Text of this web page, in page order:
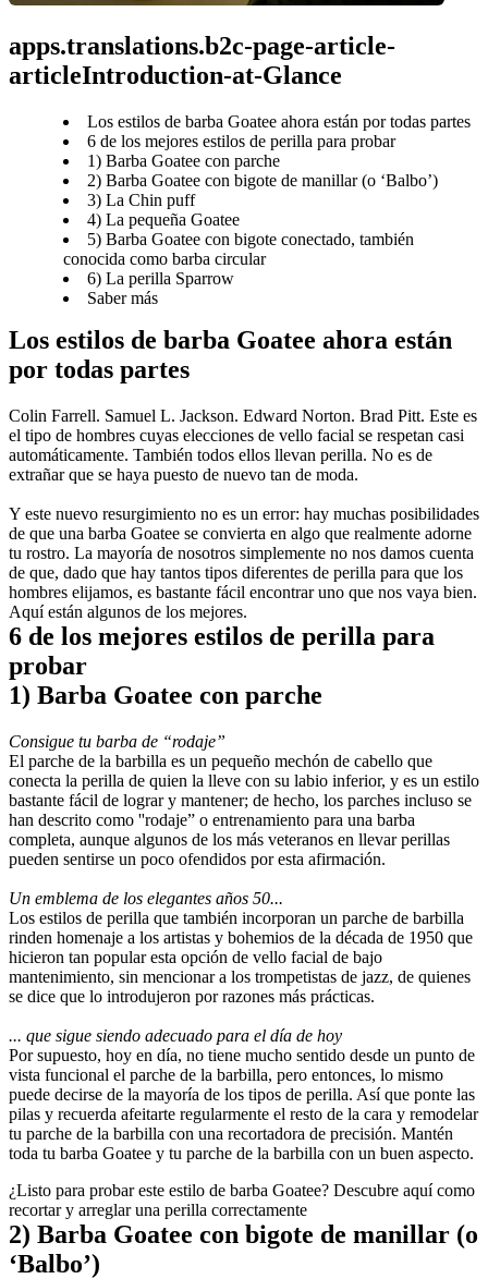
apps.translations.b2c-page-article-
articleIntroduction-at-Glance
Los estilos de barba Goatee ahora están por todas partes
6 de los mejores estilos de perilla para probar
1) Barba Goatee con parche
2) Barba Goatee con bigote de manillar (o ‘Balbo’)
3) La Chin puff
4) La pequeña Goatee
5) Barba Goatee con bigote conectado, también
conocida como barba circular
6) La perilla Sparrow
Saber más
Los estilos de barba Goatee ahora están
por todas partes
Colin Farrell. Samuel L. Jackson. Edward Norton. Brad Pitt. Este es
el tipo de hombres cuyas elecciones de vello facial se respetan casi
automáticamente. También todos ellos llevan perilla. No es de
extrañar que se haya puesto de nuevo tan de moda.
Y este nuevo resurgimiento no es un error: hay muchas posibilidades
de que una barba Goatee se convierta en algo que realmente adorne
tu rostro. La mayoría de nosotros simplemente no nos damos cuenta
de que, dado que hay tantos tipos diferentes de perilla para que los
hombres elijamos, es bastante fácil encontrar uno que nos vaya bien.
Aquí están algunos de los mejores.
6 de los mejores estilos de perilla para
probar
1) Barba Goatee con parche
Consigue tu barba de “rodaje”
El parche de la barbilla es un pequeño mechón de cabello que
conecta la perilla de quien la lleve con su labio inferior, y es un estilo
bastante fácil de lograr y mantener; de hecho, los parches incluso se
han descrito como ''rodaje” o entrenamiento para una barba
completa, aunque algunos de los más veteranos en llevar perillas
pueden sentirse un poco ofendidos por esta afirmación.
Un emblema de los elegantes años 50...
Los estilos de perilla que también incorporan un parche de barbilla
rinden homenaje a los artistas y bohemios de la década de 1950 que
hicieron tan popular esta opción de vello facial de bajo
mantenimiento, sin mencionar a los trompetistas de jazz, de quienes
se dice que lo introdujeron por razones más prácticas.
... que sigue siendo adecuado para el día de hoy
Por supuesto, hoy en día, no tiene mucho sentido desde un punto de
vista funcional el parche de la barbilla, pero entonces, lo mismo
puede decirse de la mayoría de los tipos de perilla. Así que ponte las
pilas y recuerda afeitarte regularmente el resto de la cara y remodelar
tu parche de la barbilla con una recortadora de precisión. Mantén
toda tu barba Goatee y tu parche de la barbilla con un buen aspecto.
¿Listo para probar este estilo de barba Goatee? Descubre aquí como
recortar y arreglar una perilla correctamente
2) Barba Goatee con bigote de manillar (o
‘Balbo’)